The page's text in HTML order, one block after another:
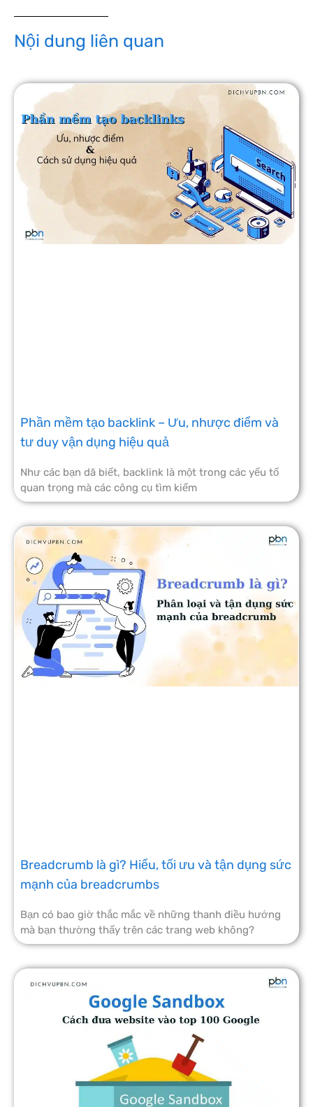
Nội dung liên quan
Phần mềm tạo backlink – Ưu, nhược điểm và
tư duy vận dụng hiệu quả
Như các bạn dã biết, backlink là một trong các yếu tố
quan trọng mà các công cụ tìm kiếm
Breadcrumb là gì? Hiểu, tối ưu và tận dụng sức
mạnh của breadcrumbs
Bạn có bao giờ thắc mắc về những thanh điều hướng
mà bạn thường thấy trên các trang web không?